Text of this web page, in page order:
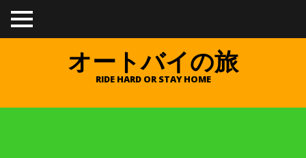
TO
GGL
オートバイの旅
RIDE HARD OR STAY HOME